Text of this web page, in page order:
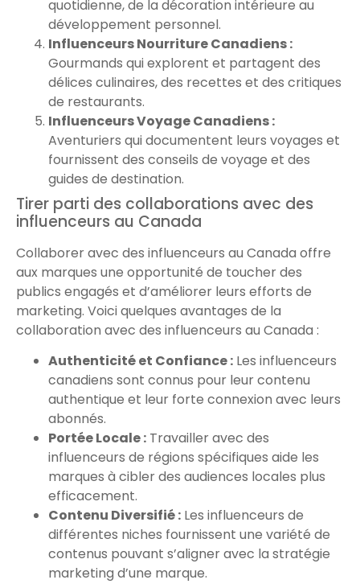
quotidienne, de la décoration intérieure au
développement personnel.
Influenceurs Nourriture Canadiens :
Gourmands qui explorent et partagent des
délices culinaires, des recettes et des critiques
de restaurants.
Influenceurs Voyage Canadiens :
Aventuriers qui documentent leurs voyages et
fournissent des conseils de voyage et des
guides de destination.
Tirer parti des collaborations avec des
influenceurs au Canada
Collaborer avec des influenceurs au Canada offre
aux marques une opportunité de toucher des
publics engagés et d’améliorer leurs efforts de
marketing. Voici quelques avantages de la
collaboration avec des influenceurs au Canada :
Authenticité et Confiance : Les influenceurs
canadiens sont connus pour leur contenu
authentique et leur forte connexion avec leurs
abonnés.
Portée Locale : Travailler avec des
influenceurs de régions spécifiques aide les
marques à cibler des audiences locales plus
efficacement.
Contenu Diversifié : Les influenceurs de
différentes niches fournissent une variété de
contenus pouvant s’aligner avec la stratégie
marketing d’une marque.